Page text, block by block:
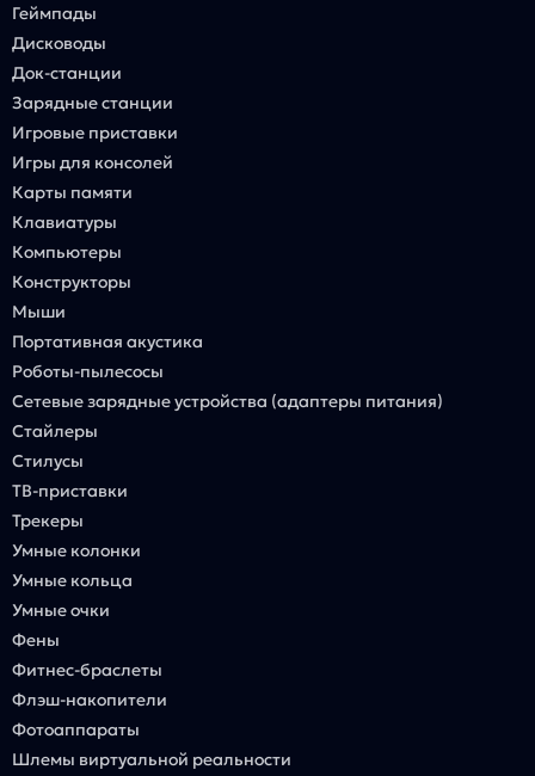
Геймпады
Дисководы
Док-станции
Зарядные станции
Игровые приставки
Игры для консолей
Карты памяти
Клавиатуры
Компьютеры
Конструкторы
Мыши
Портативная акустика
Роботы-пылесосы
Сетевые зарядные устройства (адаптеры питания)
Стайлеры
Стилусы
ТВ-приставки
Трекеры
Умные колонки
Умные кольца
Умные очки
Фены
Фитнес-браслеты
Флэш-накопители
Фотоаппараты
Шлемы виртуальной реальности